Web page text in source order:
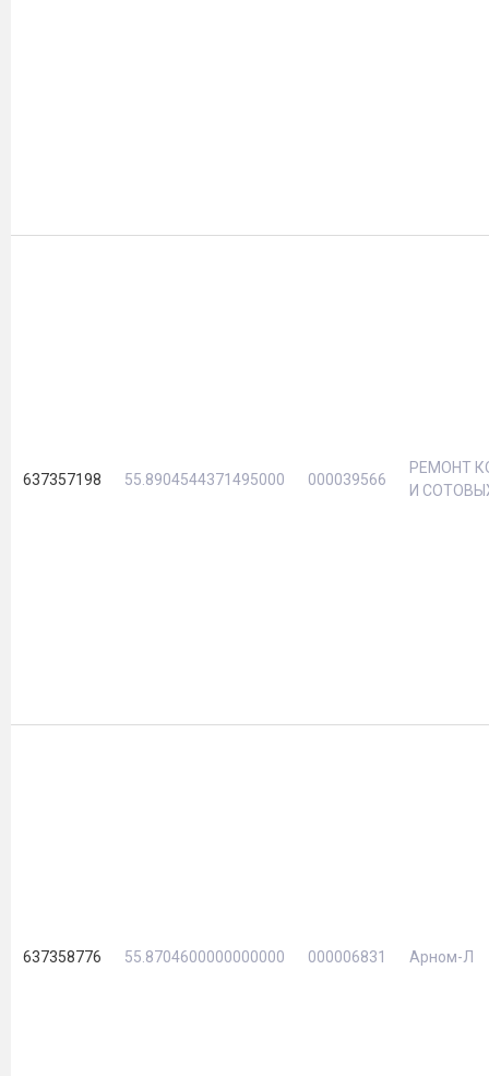
637357198 55.8904544371495000 000039566
РЕМОНТ
И
637358776 55.8704600000000000 000006831 Арном-Л